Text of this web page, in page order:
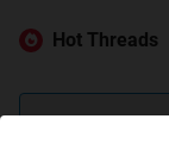
Hot Threads